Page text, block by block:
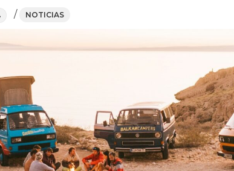
/ NOTICIAS